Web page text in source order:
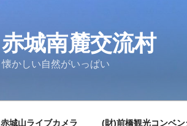
赤城南麓交流村
懐かしい自然がいっぱい
赤城山ライブカメラ (財)前橋観光コンベ